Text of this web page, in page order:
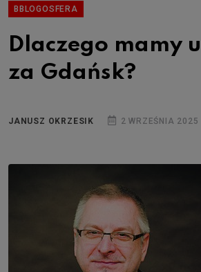
BBLOGOSFERA
Dlaczego mamy
za Gdańsk?
JANUSZ OKRZESIK 2 WRZEŚNIA 2025